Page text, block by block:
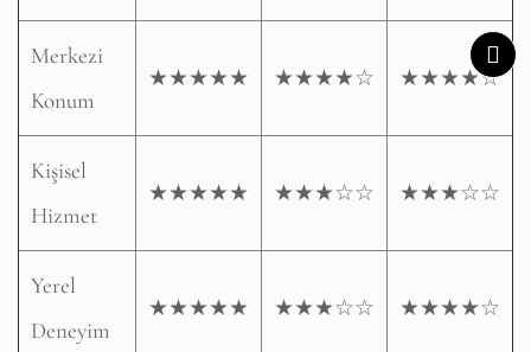
Merkezi
Konum
★★★★★ ★★★★☆ ★★★★☆
Kişisel
Hizmet
★★★★★ ★★★☆☆ ★★★☆☆
Yerel
Deneyim
★★★★★ ★★★☆☆ ★★★★☆